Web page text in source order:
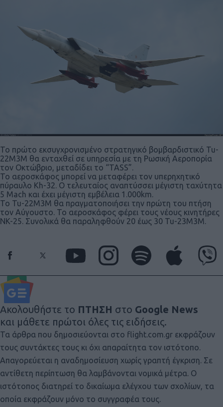
Το πρώτο εκσυγχρονισμένο στρατηγικό βομβαρδιστικό Tu-
22M3M θα ενταχθεί σε υπηρεσία με τη Ρωσική Αεροπορία
τον Οκτώβριο, μεταδίδει το “TASS”.
Το αεροσκάφος μπορεί να μεταφέρει τον υπερηχητικό
πύραυλο Kh-32. Ο τελευταίος αναπτύσσει μέγιστη ταχύτητα
5 Mach και έχει μέγιστη εμβέλεια 1.000km.
Το Tu-22M3M θα πραγματοποιήσει την πρώτη του πτήση
τον Αύγουστο. Το αεροσκάφος φέρει τους νέους κινητήρες
NK-25. Συνολικά θα παραληφθούν 20 έως 30 Tu-23M3M.
Ακολουθήστε το ΠΤΗΣΗ στο Google News
και μάθετε πρώτοι όλες τις ειδήσεις.
Τα άρθρα που δημοσιεύονται στο flight.com.gr εκφράζουν
τους συντάκτες τους κι όχι απαραίτητα τον ιστότοπο.
Απαγορεύεται η αναδημοσίευση χωρίς γραπτή έγκριση. Σε
αντίθετη περίπτωση θα λαμβάνονται νομικά μέτρα. Ο
ιστότοπος διατηρεί το δικαίωμα ελέγχου των σχολίων, τα
οποία εκφράζουν μόνο το συγγραφέα τους.